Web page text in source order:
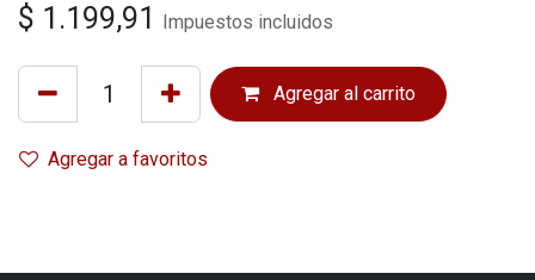
$ 1.199,91 Impuestos incluidos
Agregar al carrito
Agregar a favoritos